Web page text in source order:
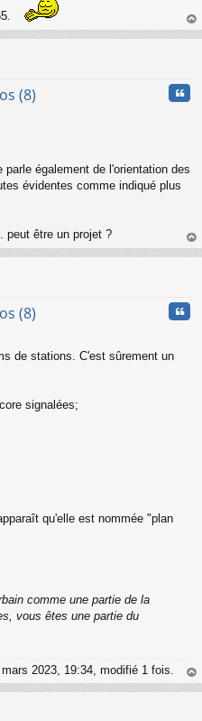
au
(8)
également de l'orientation des
évidentes comme indiqué plus
peut être un projet ?
au
(8)
de stations. C'est sûrement un
signalées;
qu'elle est nommée "plan
comme une partie de la
vous êtes une partie du
2023, 19:34, modifié 1 fois.
au